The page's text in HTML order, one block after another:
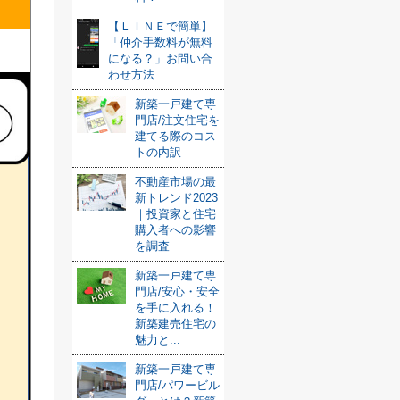
【ＬＩＮＥで簡単】
「仲介手数料が無料
になる？」お問い合
わせ方法
新築一戸建て専
門店/注文住宅を
建てる際のコス
トの内訳
不動産市場の最
新トレンド2023
｜投資家と住宅
購入者への影響
を調査
新築一戸建て専
門店/安心・安全
を手に入れる！
新築建売住宅の
魅力と...
新築一戸建て専
門店/パワービル